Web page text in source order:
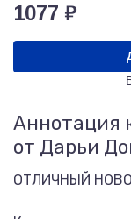
1077 ₽
Аннотация
от Дарьи
ОТЛИЧНЫЙ